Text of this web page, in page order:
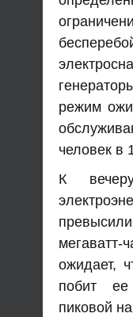
режим
человек в
К
ожидает,
побит ее
пиковой